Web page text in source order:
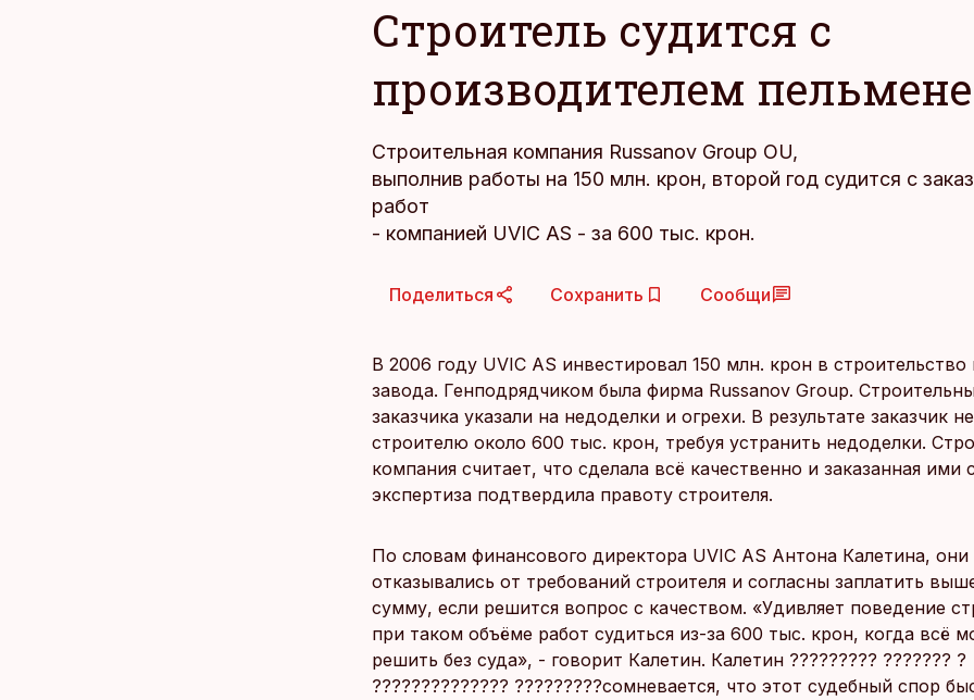
Строитель судится с
производителем
Строительная компания Russanov Group OU,
выполнив работы на 150 млн. крон, второй год судится с
работ
- компанией UVIC AS - за 600 тыс. крон.
Поделиться Сохранить Сообщи
В 2006 году UVIC AS инвестировал 150 млн. крон в строительство
завода. Генподрядчиком была фирма Russanov Group.
заказчика указали на недоделки и огрехи. В результате заказчик
строителю около 600 тыс. крон, требуя устранить недоделки.
компания считает, что сделала всё качественно и заказанная ими
экспертиза подтвердила правоту строителя.
По словам финансового директора UVIC AS Антона Калетина, они
отказывались от требований строителя и согласны заплатить
сумму, если решится вопрос с качеством. «Удивляет поведение
при таком объёме работ судиться из-за 600 тыс. крон, когда всё
решить без суда», - говорит Калетин. Калетин ????????? ??????? ?
?????????????? ?????????сомневается, что этот судебный спор